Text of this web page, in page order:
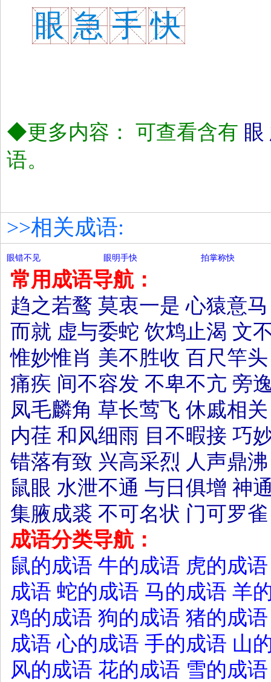
眼 急 手 快
◆更多内容： 可查看含有 眼
语。
>>相关成语:
眼错不见 眼明手快 拍掌称快
常用成语导航：
趋之若鹜 莫衷一是 心猿意马
而就 虚与委蛇 饮鸩止渴 文
惟妙惟肖 美不胜收 百尺竿头
痛疾 间不容发 不卑不亢 旁
凤毛麟角 草长莺飞 休戚相关
内荏 和风细雨 目不暇接 巧
错落有致 兴高采烈 人声鼎沸
鼠眼 水泄不通 与日俱增 神
集腋成裘 不可名状 门可罗雀
成语分类导航：
鼠的成语 牛的成语 虎的成语
成语 蛇的成语 马的成语 羊
鸡的成语 狗的成语 猪的成语
成语 心的成语 手的成语 山
风的成语 花的成语 雪的成语